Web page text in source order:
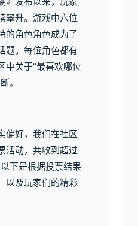
攀升。游戏中六位
的角色角色成为了
题。每位角色都有
中关于"最喜欢哪位
。
偏好，我们在社区
活动，共收到超过
下是根据投票结果
以及玩家们的精彩